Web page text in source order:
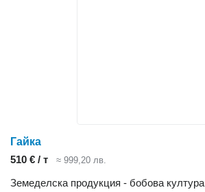
Гайка
510 € / т
≈ 999,20 лв.
Земеделска продукция - бобова култура